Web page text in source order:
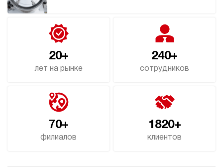
электрический
20+
лет на рынке
240+
сотрудников
70+
филиалов
1820+
клиентов